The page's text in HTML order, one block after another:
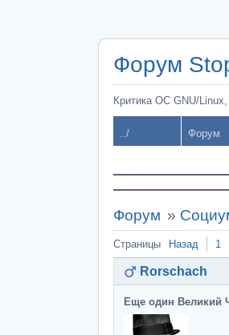
Форум
Критика ОС GNU/
../ Форум
Форум »
Страницы Назад 1
Rorschach
Еще один Великий